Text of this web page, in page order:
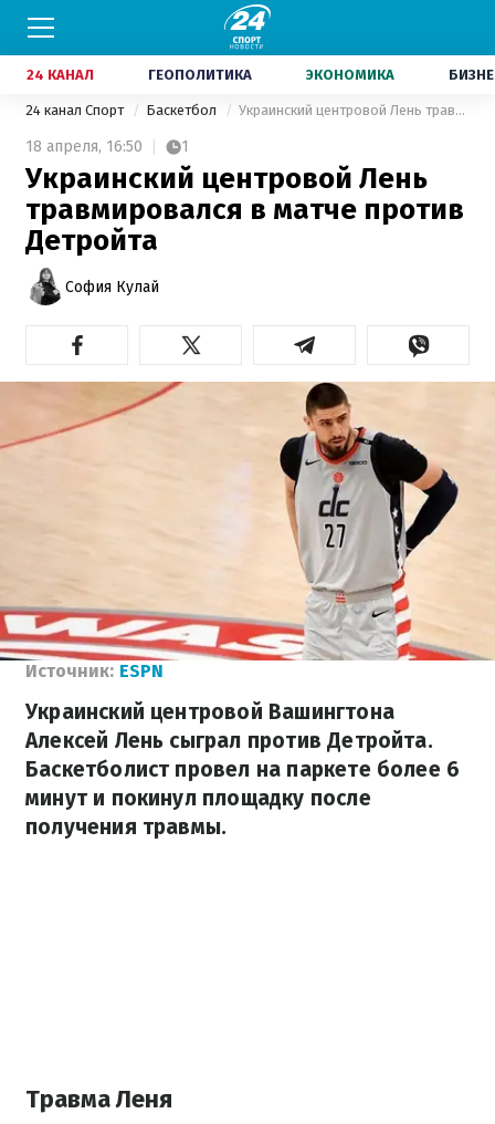
24 КАНАЛ ГЕОПОЛИТИКА ЭКОНОМИКА
24 канал Спорт Баскетбол Украинский центровой Лень травмировался в матче против Детройта
18 апреля, 16:50 1
Украинский центровой Лень
травмировался в матче против
Детройта
София Кулай
Источник: ESPN
Украинский центровой Вашингтона
Алексей Лень сыграл против Детройта.
Баскетболист провел на паркете более 6
минут и покинул площадку после
получения травмы.
Травма Леня